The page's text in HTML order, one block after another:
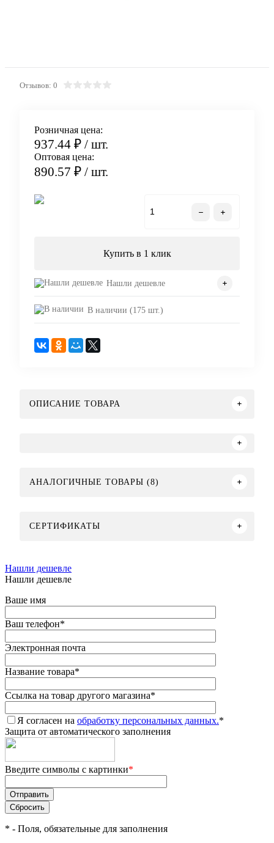
Отзывов: 0
Розничная цена:
937.44 ₽ / шт.
Оптовая цена:
890.57 ₽ / шт.
Купить в 1 клик
Нашли дешевле
В наличии (175 шт.)
ОПИСАНИЕ ТОВАРА
АНАЛОГИЧНЫЕ ТОВАРЫ (8)
СЕРТИФИКАТЫ
Нашли дешевле
Нашли дешевле
Ваше имя
Ваш телефон*
Электронная почта
Название товара*
Ссылка на товар другого магазина*
Я согласен на обработку персональных данных.*
Защита от автоматического заполнения
Введите символы с картинки*
* - Поля, обязательные для заполнения